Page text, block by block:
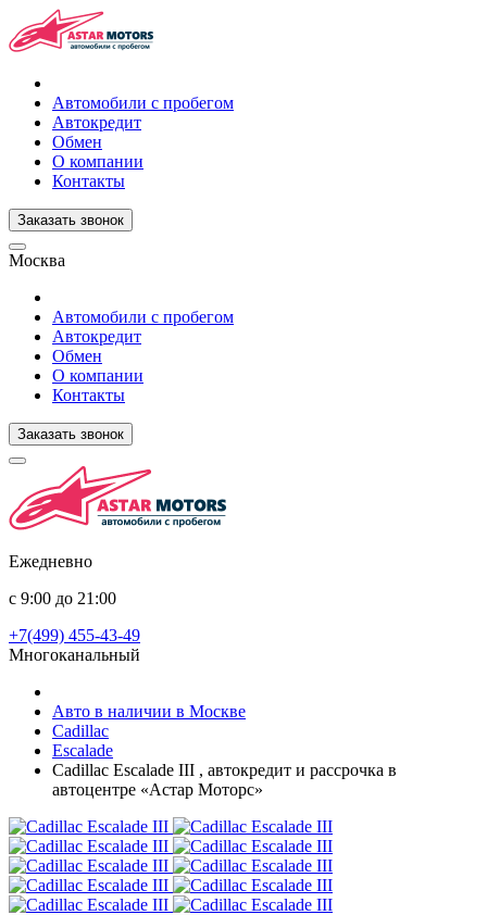
Автомобили с пробегом
Автокредит
Обмен
О компании
Контакты
Заказать звонок
Москва
Автомобили с пробегом
Автокредит
Обмен
О компании
Контакты
Заказать звонок
Ежедневно
с 9:00 до 21:00
+7(499) 455-43-49
Многоканальный
Авто в наличии в Москве
Cadillac
Escalade
Cadillac Escalade III , автокредит и рассрочка в
автоцентре «Астар Моторс»